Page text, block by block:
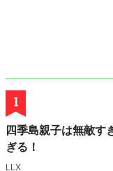
1
四季島親子は無敵
ぎる！
LLX